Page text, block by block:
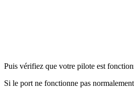
Puis vérifiez que votre pilote est
Si le port ne fonctionne pas